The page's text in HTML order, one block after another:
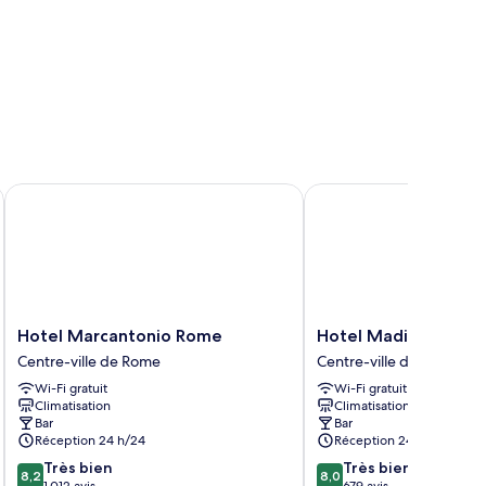
Hotel
Marcantonio
Rome
Centre-
ville
de
Rome
Hotel Marcantonio Rome
Centre-ville de Rome
Wi-Fi gratuit
Climatisation
Bar
Réception 24 h/24
8.2
8,2 Très bien
Hotel Marcantonio Rome
Hotel
Madison
Centre-
ville
de
Rome
Hotel Madison
Centre-ville de Rome
Wi-Fi gratuit
Climatisation
Bar
Réception 24 h/24
8.0
8,0 Très bien
Hotel Madison